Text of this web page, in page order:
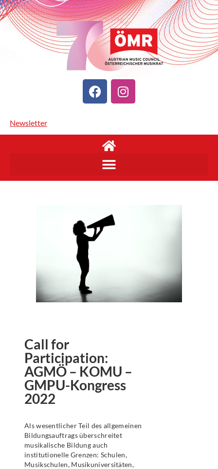
Newsletter
Call for
Participation:
AGMÖ – KOMU –
GMPU-Kongress
2022
Als wesentlicher Teil des allgemeinen
Bildungsauftrags überschreitet
musikalische Bildung auch
institutionelle Grenzen: Schulen,
Musikschulen, Musikuniversitäten,